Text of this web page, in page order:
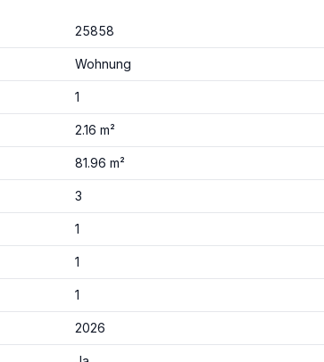
25858
Wohnung
1
2.16 m²
81.96 m²
3
1
1
1
2026